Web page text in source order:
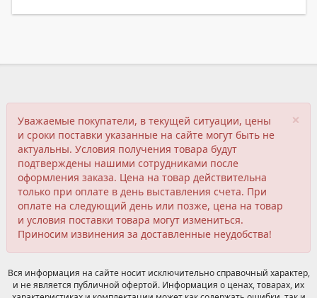
×
Уважаемые покупатели, в текущей ситуации, цены
и сроки поставки указанные на сайте могут быть не
актуальны. Условия получения товара будут
подтверждены нашими сотрудниками после
оформления заказа. Цена на товар действительна
только при оплате в день выставления счета. При
оплате на следующий день или позже, цена на товар
и условия поставки товара могут измениться.
Приносим извинения за доставленные неудобства!
Вся информация на сайте носит исключительно справочный характер,
и не является публичной офертой. Информация о ценах, товарах, их